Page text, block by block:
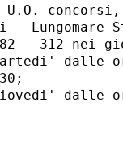
- U.O.
-
- 312 nei
dalle
dalle